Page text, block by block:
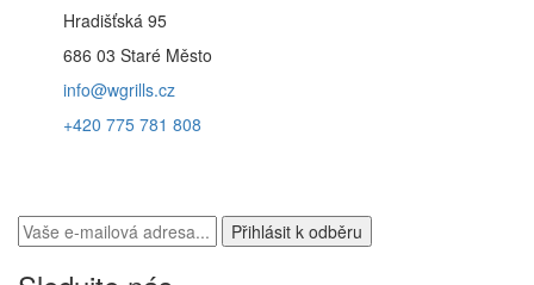
Hradišťská 95
686 03 Staré Město
info@wgrills.cz
+420 775 781 808